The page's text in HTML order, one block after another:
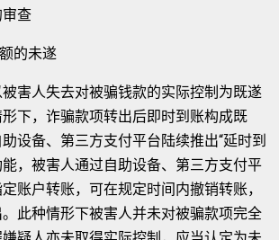
审查
的未遂
害人失去对被骗钱款的实际控制为既遂
下，诈骗款项转出后即时到账构成既
设备、第三方支付平台陆续推出“延时到
能，被害人通过自助设备、第三方支付平
账户转账，可在规定时间内撤销转账，
此种情形下被害人并未对被骗款项完全